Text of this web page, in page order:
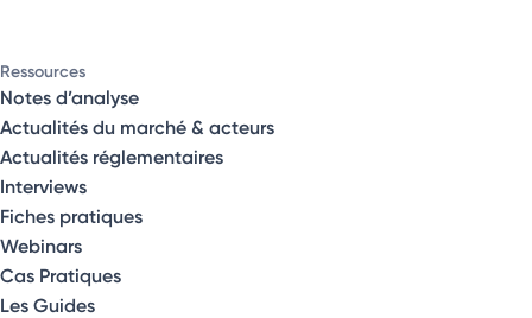
Ressources
Notes d’analyse
Actualités du marché & acteurs
Actualités réglementaires
Interviews
Fiches pratiques
Webinars
Cas Pratiques
Les Guides